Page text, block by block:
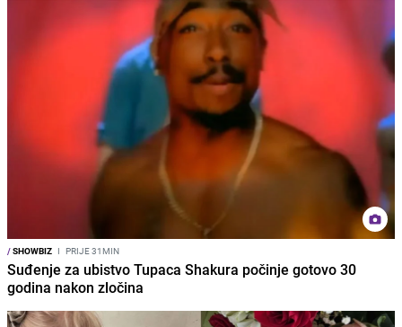
/SHOWBIZ I PRIJE 31MIN
Suđenje za ubistvo Tupaca Shakura počinje gotovo 30
godina nakon zločina